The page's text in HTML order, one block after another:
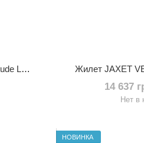
Пропеллеры (к-во 2 шт) DJI High Altitude Low Noise Propellers для Matrice 350 RTK Жилет JAXET
14 637
Нет в
НОВИНКА